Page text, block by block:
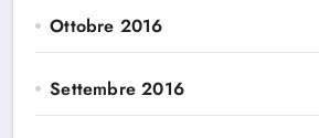
Ottobre 2016
Settembre 2016